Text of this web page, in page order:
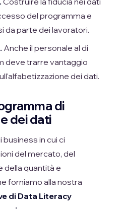
del programma e
da parte dei lavoratori.
Anche il personale al di
deve trarre vantaggio
dei dati.
di
dei dati
business in cui ci
del mercato, del
della quantità e
forniamo alla nostra
di Data Literacy